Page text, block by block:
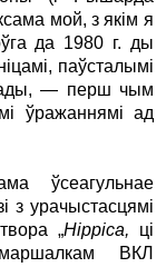
мой, з якім я
да 1980 г. ды
паўсталымі
— перш чым
ўражаннямі ад
ўсеагульнае
з урачыстасцямі
„Hippica, ці
ВКЛ